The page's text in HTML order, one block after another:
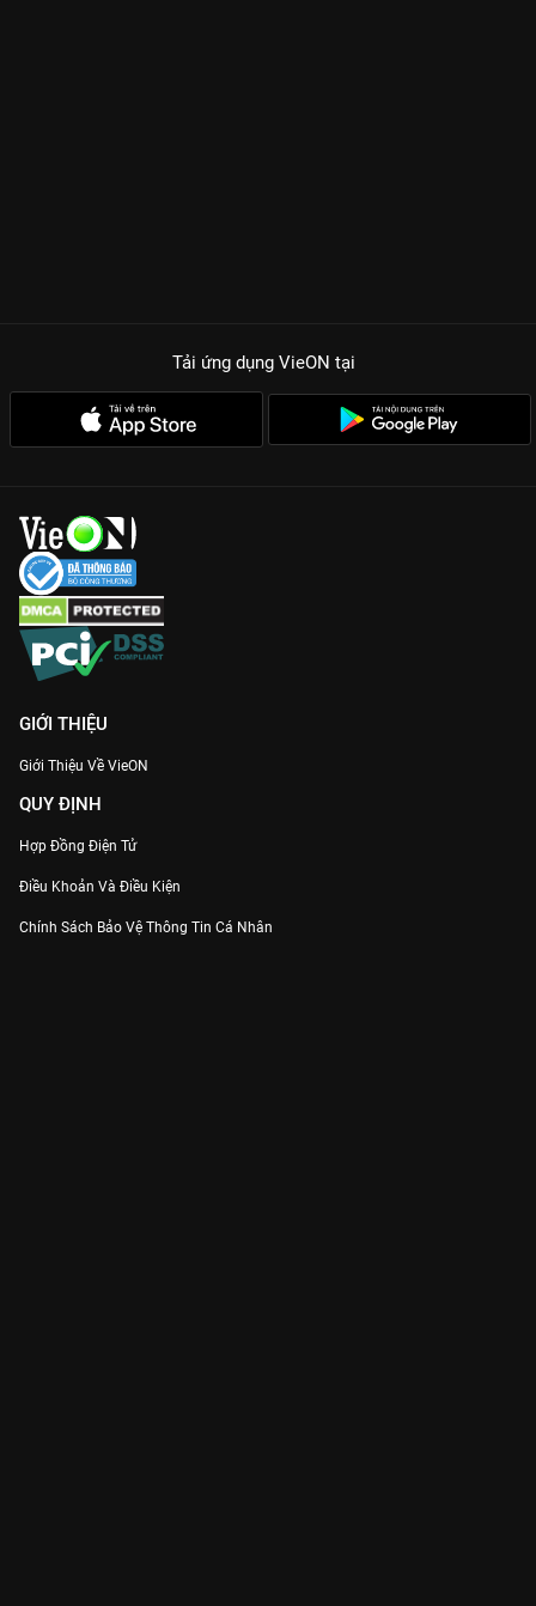
Tải ứng dụng VieON tại
GIỚI THIỆU
Giới Thiệu Về VieON
QUY ĐỊNH
Hợp Đồng Điện Tử
Điều Khoản Và Điều Kiện
Chính Sách Bảo Vệ Thông Tin Cá Nhân